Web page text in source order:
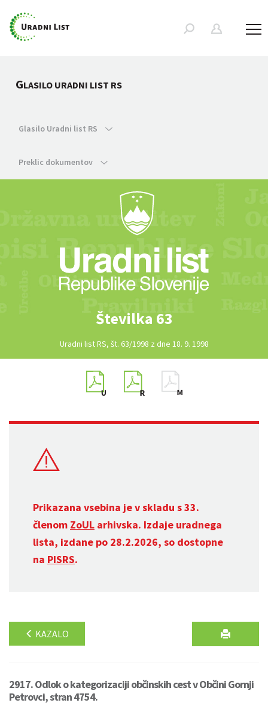
GLASILO URADNI LIST RS
Glasilo Uradni list RS
Preklic dokumentov
Številka 63
Uradni list RS, št. 63/1998 z dne 18. 9. 1998
Prikazana vsebina je v skladu s 33.
členom ZoUL arhivska. Izdaje uradnega
lista, izdane po 28.2.2026, so dostopne
na PISRS.
KAZALO
2917. Odlok o kategorizaciji občinskih cest v Občini Gornji
Petrovci, stran 4754.